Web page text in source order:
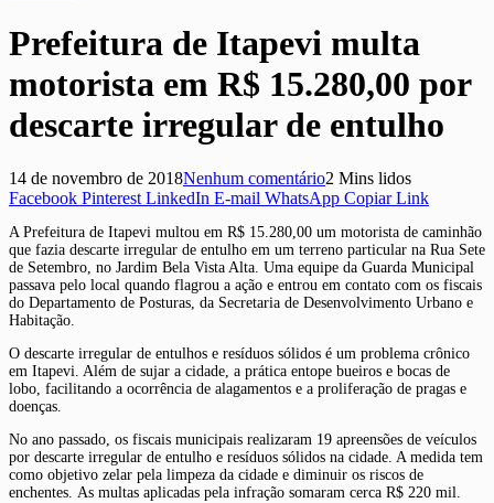
Prefeitura de Itapevi multa
motorista em R$ 15.280,00 por
descarte irregular de entulho
14 de novembro de 2018Nenhum comentário2 Mins lidos
Facebook Pinterest LinkedIn E-mail WhatsApp Copiar Link
A Prefeitura de Itapevi multou em R$ 15.280,00 um motorista de caminhão
que fazia descarte irregular de entulho em um terreno particular na Rua Sete
de Setembro, no Jardim Bela Vista Alta. Uma equipe da Guarda Municipal
passava pelo local quando flagrou a ação e entrou em contato com os fiscais
do Departamento de Posturas, da Secretaria de Desenvolvimento Urbano e
Habitação.
O descarte irregular de entulhos e resíduos sólidos é um problema crônico
em Itapevi. Além de sujar a cidade, a prática entope bueiros e bocas de
lobo, facilitando a ocorrência de alagamentos e a proliferação de pragas e
doenças.
No ano passado, os fiscais municipais realizaram 19 apreensões de veículos
por descarte irregular de entulho e resíduos sólidos na cidade. A medida tem
como objetivo zelar pela limpeza da cidade e diminuir os riscos de
enchentes. As multas aplicadas pela infração somaram cerca R$ 220 mil.